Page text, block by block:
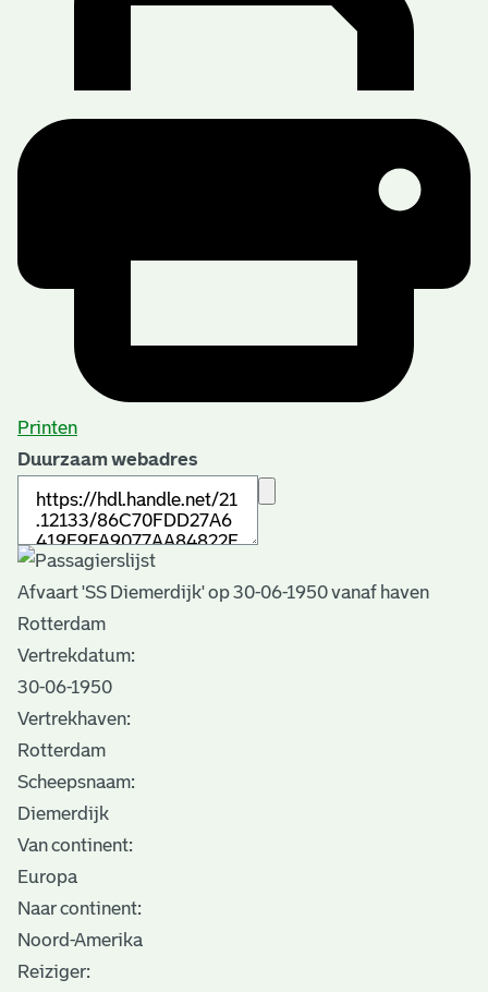
Printen
Duurzaam webadres
Afvaart 'SS Diemerdijk' op 30-06-1950 vanaf haven
Rotterdam
Vertrekdatum:
30-06-1950
Vertrekhaven:
Rotterdam
Scheepsnaam:
Diemerdijk
Van continent:
Europa
Naar continent:
Noord-Amerika
Reiziger: